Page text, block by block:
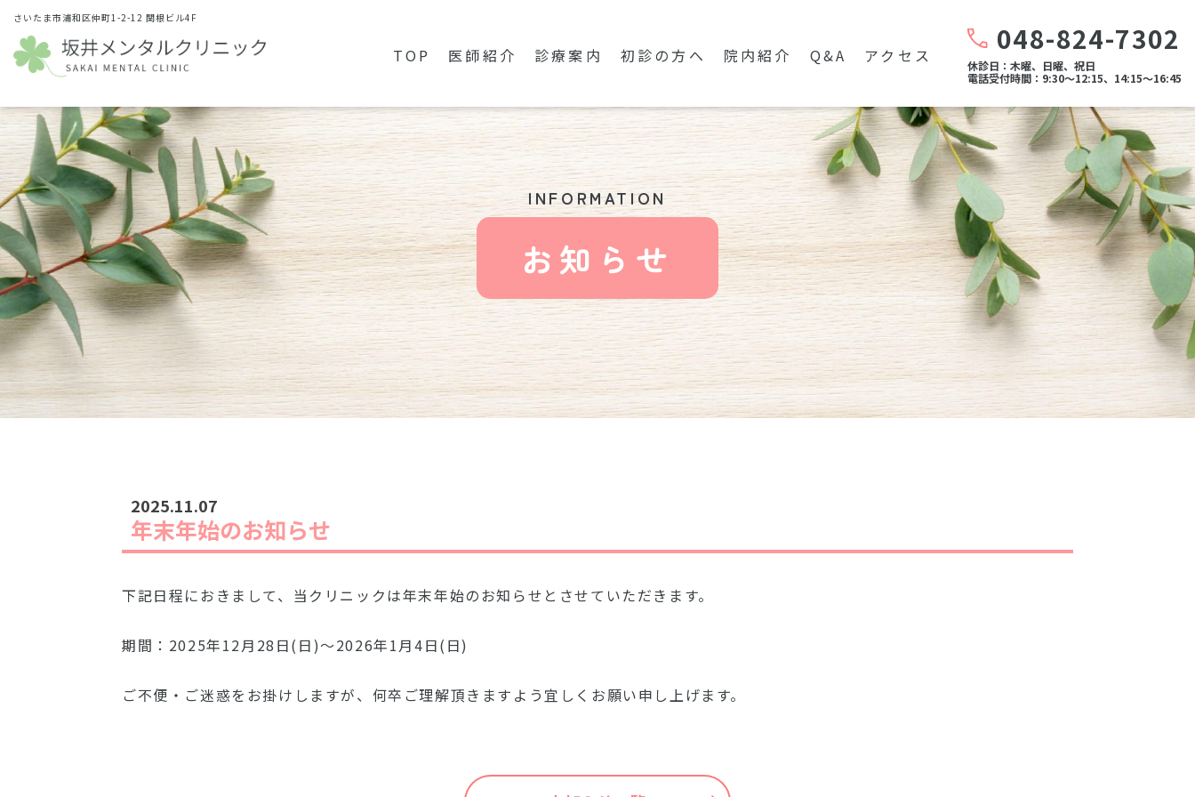
さいたま市浦和区仲町1-2-12 関根ビル4F
TOP 医師紹介 診療案内 初診の方へ 院内紹介 Q&A アクセス 048-824-7302
休診日：木曜、日曜、祝日
電話受付時間：9:30～12:15、14:15～16:45
INFORMATION
お知らせ
2025.11.07
年末年始のお知らせ
下記日程におきまして、当クリニックは年末年始のお知らせとさせていただきます。
期間：2025年12月28日(日)～2026年1月4日(日)
ご不便・ご迷惑をお掛けしますが、何卒ご理解頂きますよう宜しくお願い申し上げます。